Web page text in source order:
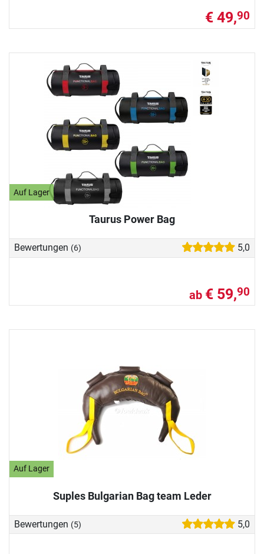
€ 49,90
Auf Lager
Taurus Power Bag
Bewertungen (6) 5,0
ab € 59,90
Auf Lager
Suples Bulgarian Bag team Leder
Bewertungen (5) 5,0